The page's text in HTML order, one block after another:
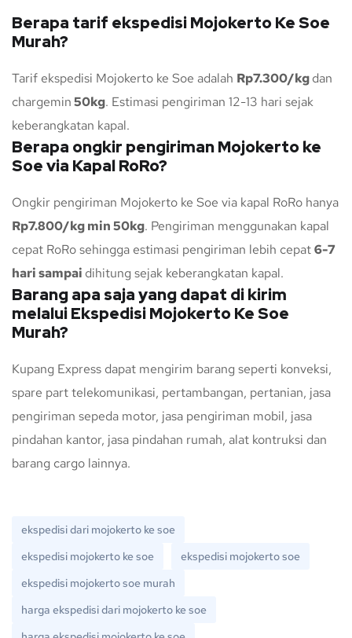
Berapa tarif ekspedisi Mojokerto Ke Soe
Murah?
Tarif ekspedisi Mojokerto ke Soe adalah Rp7.300/kgdan
chargemin50kg. Estimasi pengiriman 12-13 hari sejak
keberangkatan kapal.
Berapa ongkir pengiriman Mojokerto ke
Soe via Kapal RoRo?
Ongkir pengiriman Mojokerto ke Soe via kapal RoRo hanya
Rp7.800/kg min 50kg. Pengiriman menggunakan kapal
cepat RoRo sehingga estimasi pengiriman lebih cepat6-7
hari sampai dihitung sejak keberangkatan kapal.
Barang apa saja yang dapat di kirim
melalui Ekspedisi Mojokerto Ke Soe
Murah?
Kupang Express dapat mengirim barang seperti konveksi,
spare part telekomunikasi, pertambangan, pertanian, jasa
pengiriman sepeda motor, jasa pengiriman mobil, jasa
pindahan kantor, jasa pindahan rumah, alat kontruksi dan
barang cargo lainnya.
ekspedisi dari mojokerto ke soe
ekspedisi mojokerto ke soe
ekspedisi mojokerto soe
ekspedisi mojokerto soe murah
harga ekspedisi dari mojokerto ke soe